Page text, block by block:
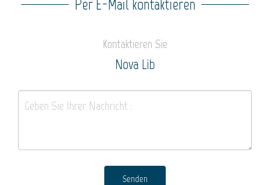
Per E-Mail kontaktieren
Kontaktieren Sie
Nova Lib
Senden